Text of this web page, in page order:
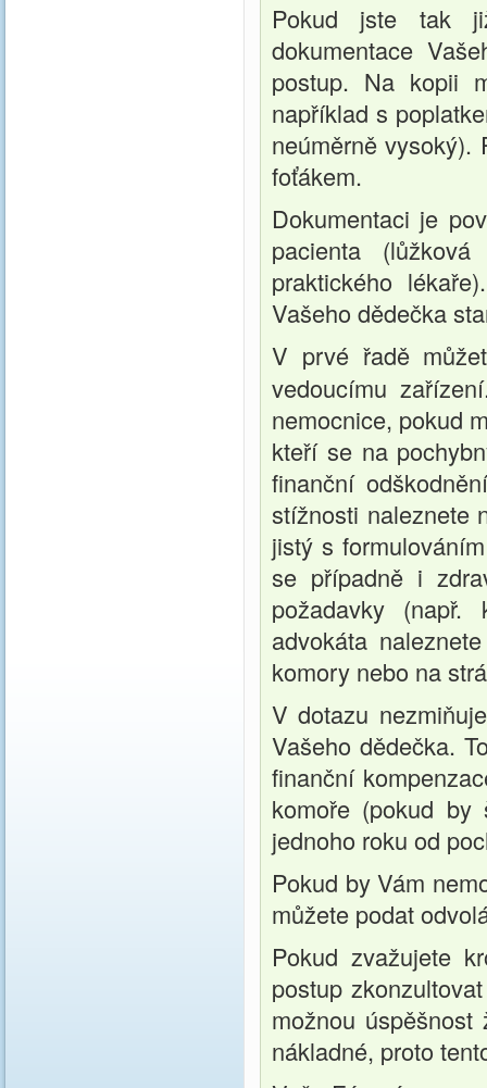
Pokud jste tak
dokumentace
postup. Na kopii
například s
neúměrně vysoký).
foťákem.
Dokumentaci je
pacienta
praktického
Vašeho dědečka
V prvé řadě
vedoucímu
nemocnice, pokud
kteří se na
finanční
stížnosti naleznete
jistý s
se případně i
požadavky
advokáta
komory nebo na
V dotazu
Vašeho dědečka.
finanční
komoře (pokud
jednoho roku od
Pokud by Vám
můžete podat
Pokud zvažujete
postup
možnou
nákladné, proto